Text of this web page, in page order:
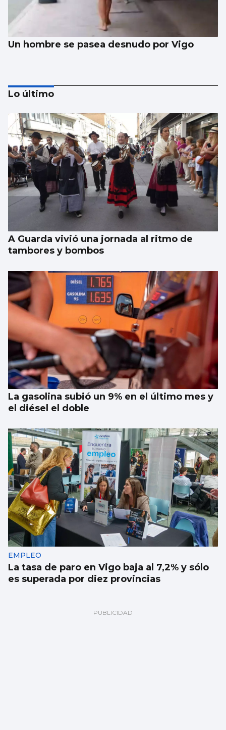
Un hombre se pasea desnudo por Vigo
Evacúan de emergencia a una menor de las
islas Cíes
Lo último
A Guarda vivió una jornada al ritmo de
tambores y bombos
La gasolina subió un 9% en el último mes y
el diésel el doble
EMPLEO
La tasa de paro en Vigo baja al 7,2% y sólo
es superada por diez provincias